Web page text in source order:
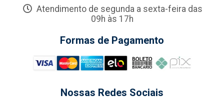
Atendimento de segunda a sexta-feira das
09h às 17h
Formas de Pagamento
Nossas Redes Sociais